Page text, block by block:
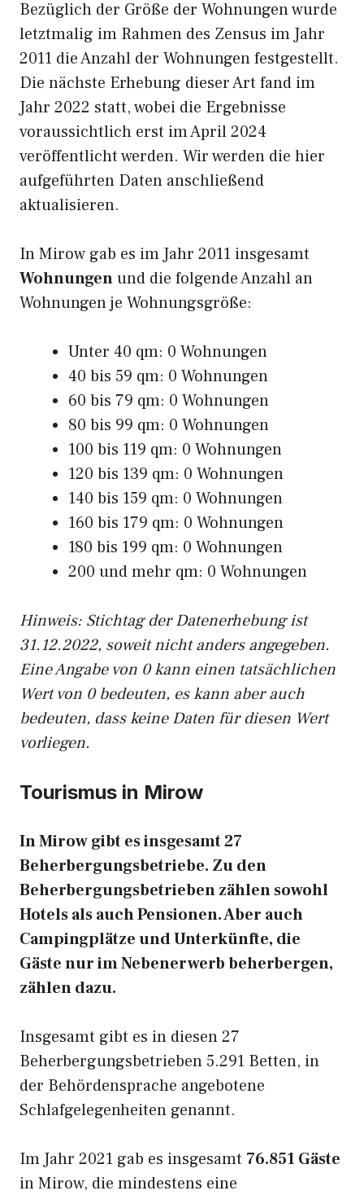
Bezüglich der Größe der Wohnungen wurde
letztmalig im Rahmen des Zensus im Jahr
2011 die Anzahl der Wohnungen festgestellt.
Die nächste Erhebung dieser Art fand im
Jahr 2022 statt, wobei die Ergebnisse
voraussichtlich erst im April 2024
veröffentlicht werden. Wir werden die hier
aufgeführten Daten anschließend
aktualisieren.
In Mirow gab es im Jahr 2011 insgesamt
Wohnungenund die folgende Anzahl an
Wohnungen je Wohnungsgröße:
Unter 40 qm: 0 Wohnungen
40 bis 59 qm: 0 Wohnungen
60 bis 79 qm: 0 Wohnungen
80 bis 99 qm: 0 Wohnungen
100 bis 119 qm: 0 Wohnungen
120 bis 139 qm: 0 Wohnungen
140 bis 159 qm: 0 Wohnungen
160 bis 179 qm: 0 Wohnungen
180 bis 199 qm: 0 Wohnungen
200 und mehr qm: 0 Wohnungen
Hinweis: Stichtag der Datenerhebung ist
31.12.2022, soweit nicht anders angegeben.
Eine Angabe von 0 kann einen tatsächlichen
Wert von 0 bedeuten, es kann aber auch
bedeuten, dass keine Daten für diesen Wert
vorliegen.
Tourismus in Mirow
In Mirow gibt es insgesamt 27
Beherbergungsbetriebe. Zu den
Beherbergungsbetrieben zählen sowohl
Hotels als auch Pensionen. Aber auch
Campingplätze und Unterkünfte, die
Gäste nur im Nebenerwerb beherbergen,
zählen dazu.
Insgesamt gibt es in diesen 27
Beherbergungsbetrieben 5.291 Betten, in
der Behördensprache angebotene
Schlafgelegenheiten genannt.
Im Jahr 2021 gab es insgesamt 76.851 Gäste
in Mirow, die mindestens eine